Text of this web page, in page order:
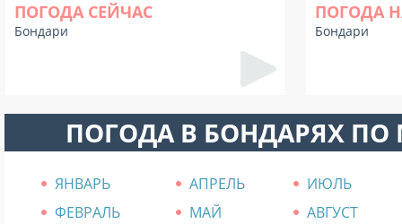
ПОГОДА СЕЙЧАС
Бондари
ПОГОДА
Бондари
ПОГОДА В БОНДАРЯХ
ЯНВАРЬ АПРЕЛЬ
ИЮЛЬ
ФЕВРАЛЬ
МАЙ
АВГУСТ